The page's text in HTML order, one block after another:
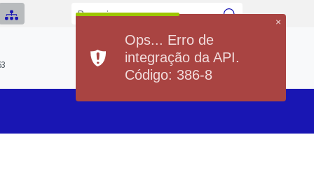
Previsão do Tempo
Hoje
Min20°Max37°
Sábado
Min 20°
×
Ops... Erro de
integração da API.
Código: 386-8